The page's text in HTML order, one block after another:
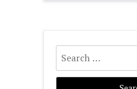
Search
for: